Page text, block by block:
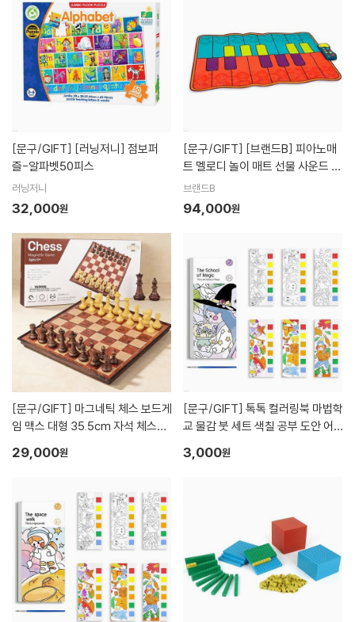
[문구/GIFT]
즐-알파벳50피스
러닝저니
32,000원
[문구/GIFT]
트 멜로디 놀이 매트 선물 사운드 음
악 악기 교육
브랜드B
94,000원
[문구/GIFT]
임 맥스 대형 35.5cm 자석 체스게
29,000원
[문구/GIFT]
교 물감 붓 세트 색칠 공부 도안 어
취미 선물 수채화 그림 그리기
3,000원